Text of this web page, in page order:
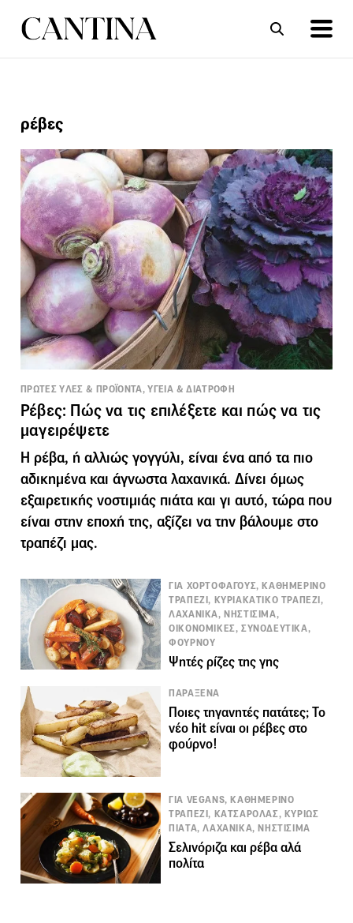
ρέβες
ΠΡΩΤΕΣ ΥΛΕΣ & ΠΡΟΪΟΝΤΑ, ΥΓΕΙΑ & ΔΙΑΤΡΟΦΗ
Ρέβες: Πώς να τις επιλέξετε και πώς να τις
μαγειρέψετε
Η ρέβα, ή αλλιώς γογγύλι, είναι ένα από τα πιο
αδικημένα και άγνωστα λαχανικά. Δίνει όμως
εξαιρετικής νοστιμιάς πιάτα και γι αυτό, τώρα που
είναι στην εποχή της, αξίζει να την βάλουμε στο
τραπέζι μας.
ΓΙΑ ΧΟΡΤΟΦΑΓΟΥΣ, ΚΑΘΗΜΕΡΙΝΟ
ΤΡΑΠΕΖΙ, ΚΥΡΙΑΚΑΤΙΚΟ ΤΡΑΠΕΖΙ,
ΛΑΧΑΝΙΚΑ, ΝΗΣΤΙΣΙΜΑ,
ΟΙΚΟΝΟΜΙΚΕΣ, ΣΥΝΟΔΕΥΤΙΚΑ,
ΦΟΥΡΝΟΥ
Ψητές ρίζες της γης
ΠΑΡΑΞΕΝΑ
Ποιες τηγανητές πατάτες; Το
νέο hit είναι οι ρέβες στο
φούρνο!
ΓΙΑ VEGANS, ΚΑΘΗΜΕΡΙΝΟ
ΤΡΑΠΕΖΙ, ΚΑΤΣΑΡΟΛΑΣ, ΚΥΡΙΩΣ
ΠΙΑΤΑ, ΛΑΧΑΝΙΚΑ, ΝΗΣΤΙΣΙΜΑ
Σελινόριζα και ρέβα αλά
πολίτα